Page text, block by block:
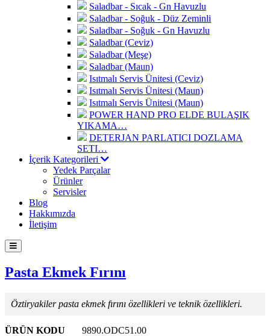
Saladbar - Sıcak - Gn Havuzlu
Saladbar - Soğuk - Düz Zeminli
Saladbar - Soğuk - Gn Havuzlu
Saladbar (Ceviz)
Saladbar (Meşe)
Saladbar (Maun)
Isıtmalı Servis Ünitesi (Ceviz)
Isıtmalı Servis Ünitesi (Maun)
Isıtmalı Servis Ünitesi (Maun)
POWER HAND PRO ELDE BULAŞIK
YIKAMA…
DETERJAN PARLATICI DOZLAMA
SETI…
İçerik Kategorileri
Yedek Parçalar
Ürünler
Servisler
Blog
Hakkımızda
İletişim
Pasta Ekmek Fırını
Öztiryakiler pasta ekmek fırını özellikleri ve teknik özellikleri.
ÜRÜN KODU
9890.ODC51.00